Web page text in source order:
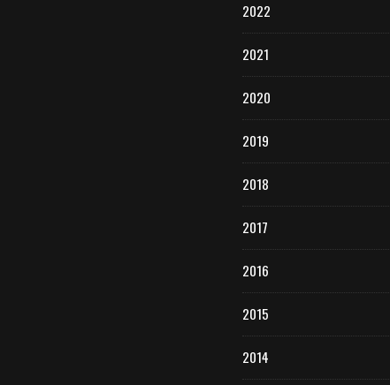
2022
2021
2020
2019
2018
2017
2016
2015
2014